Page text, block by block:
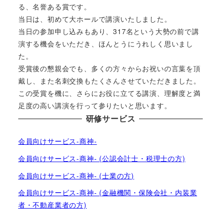
る、名誉ある賞です。
当日は、初めて大ホールで講演いたしました。
当日の参加申し込みもあり、317名という大勢の前で講
演する機会をいただき、ほんとうにうれしく思いまし
た。
受賞後の懇親会でも、多くの方々からお祝いの言葉を頂
戴し、また名刺交換もたくさんさせていただきました。
この受賞を機に、さらにお役に立てる講演、理解度と満
足度の高い講演を行って参りたいと思います。
研修サービス
会員向けサービス-商神-
会員向けサービス-商神- (公認会計士・税理士の方)
会員向けサービス-商神- (士業の方)
会員向けサービス-商神- (金融機関・保険会社・内装業
者・不動産業者の方)